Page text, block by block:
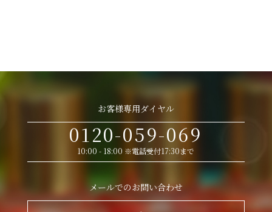
お客様専用ダイヤル
0120-059-069
10:00 - 18:00 ※電話受付17:30まで
メールでのお問い合わせ